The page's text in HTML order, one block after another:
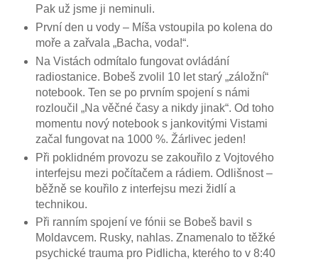
Pak už jsme ji neminuli.
První den u vody – Míša vstoupila po kolena do
moře a zařvala „Bacha, voda!“.
Na Vistách odmítalo fungovat ovládání
radiostanice. Bobeš zvolil 10 let starý „záložní“
notebook. Ten se po prvním spojení s námi
rozloučil „Na věčné časy a nikdy jinak“. Od toho
momentu nový notebook s jankovitými Vistami
začal fungovat na 1000 %. Žárlivec jeden!
Při poklidném provozu se zakouřilo z Vojtového
interfejsu mezi počítačem a rádiem. Odlišnost –
běžně se kouřilo z interfejsu mezi židlí a
technikou.
Při ranním spojení ve fónii se Bobeš bavil s
Moldavcem. Rusky, nahlas. Znamenalo to těžké
psychické trauma pro Pidlicha, kterého to v 8:40